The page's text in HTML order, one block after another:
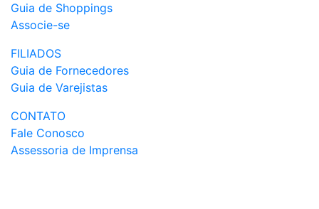
Guia de Shoppings
Associe-se
FILIADOS
Guia de Fornecedores
Guia de Varejistas
CONTATO
Fale Conosco
Assessoria de Imprensa